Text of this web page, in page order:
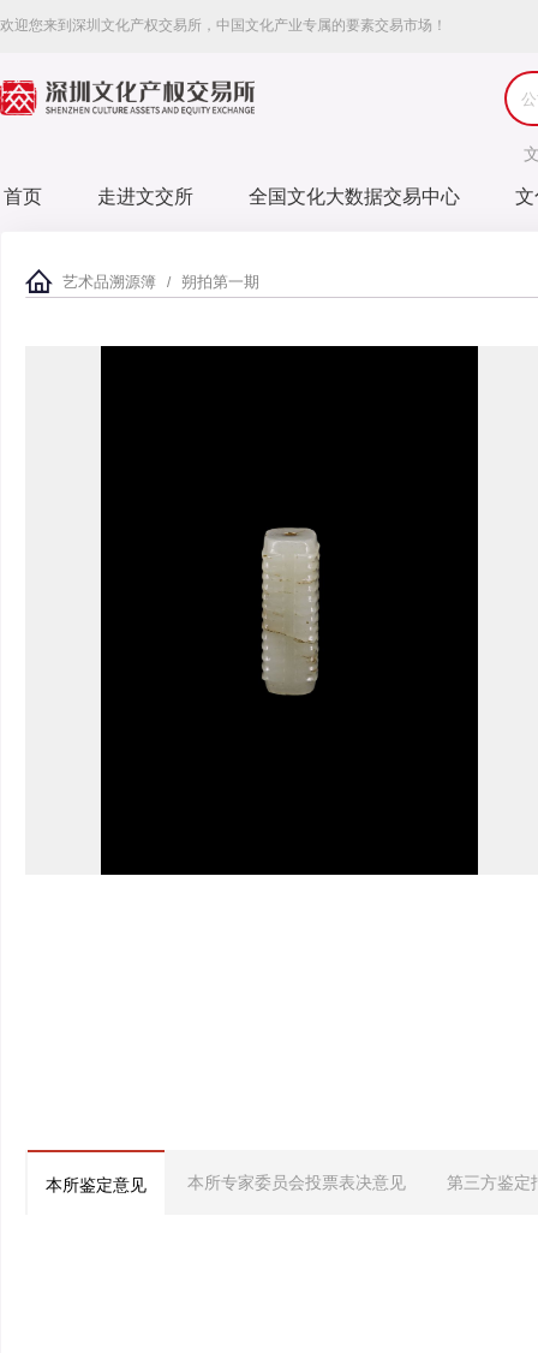
欢迎您来到深圳文化产权交易所，中国文化产业专属的要素交易市场！
首页 走进文交所 全国文化大数据交易中心 文
艺术品溯源簿 / 朔拍第一期
本所鉴定意见 本所专家委员会投票表决意见 第三方鉴定